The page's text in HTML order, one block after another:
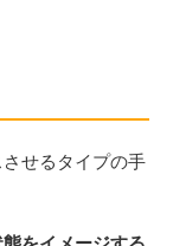
せるタイプの手